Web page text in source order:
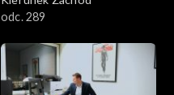
odc. 289